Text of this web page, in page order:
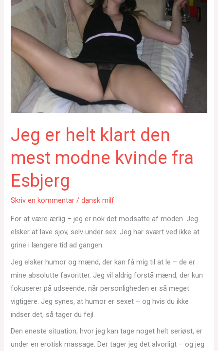
Jeg er helt klart den
mest modne kvinde fra
Esbjerg
Skriv en kommentar /dansk milf
For at være ærlig – jeg er nok det modsatte af moden. Jeg
elsker at lave sjov, selv under sex. Jeg har svært ved ikke at
grine i længere tid ad gangen.
Jeg elsker humor og mænd, der kan få mig til at le – de er
mine absolutte favoritter. Jeg vil aldrig forstå mænd, der kun
fokuserer på udseende, når personligheden er så meget
vigtigere. Jeg synes, at humor er sexet – og hvis du ikke
indser det, så tager du fejl.
Den eneste situation, hvor jeg kan tage noget helt seriøst, er
under en erotisk massage. Der tager jeg det alvorligt – og jeg